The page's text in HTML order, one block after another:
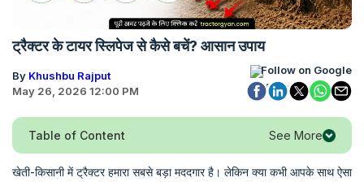
ट्रैक्टर के टायर स्लिपेज से कैसे बचें? आसान उपाय
By Khushbu Rajput
May 26, 2026 12:00 PM
Follow on Google
Table of Content See More
खेती-किसानी में ट्रैक्टर हमारा सबसे बड़ा मददगार है। लेकिन क्या कभी आपके साथ ऐसा